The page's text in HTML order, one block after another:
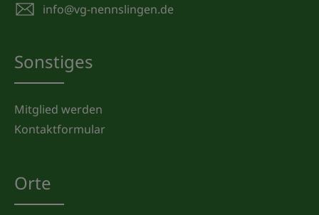
info@vg-nennslingen.de
Sonstiges
Mitglied werden
Kontaktformular
Orte